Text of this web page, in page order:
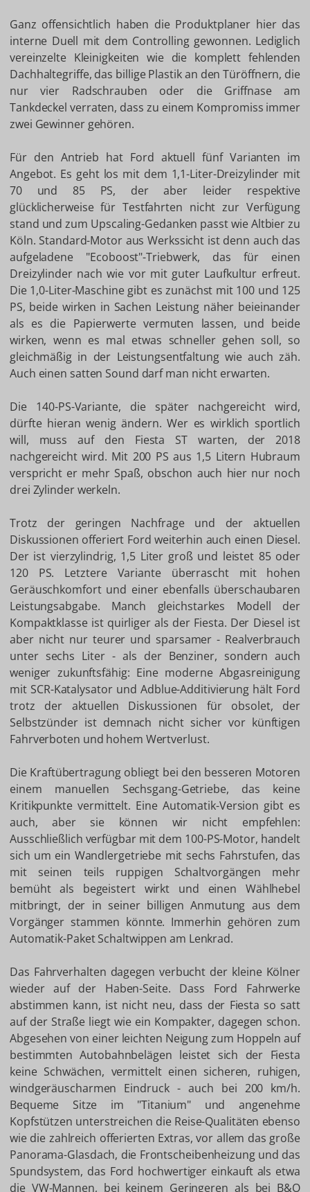
Ganz offensichtlich haben die Produktplaner hier das
interne Duell mit dem Controlling gewonnen. Lediglich
vereinzelte Kleinigkeiten wie die komplett fehlenden
Dachhaltegriffe, das billige Plastik an den Türöffnern, die
nur vier Radschrauben oder die Griffnase am
Tankdeckel verraten, dass zu einem Kompromiss immer
zwei Gewinner gehören.
Für den Antrieb hat Ford aktuell fünf Varianten im
Angebot. Es geht los mit dem 1,1-Liter-Dreizylinder mit
70 und 85 PS, der aber leider respektive
glücklicherweise für Testfahrten nicht zur Verfügung
stand und zum Upscaling-Gedanken passt wie Altbier zu
Köln. Standard-Motor aus Werkssicht ist denn auch das
aufgeladene "Ecoboost"-Triebwerk, das für einen
Dreizylinder nach wie vor mit guter Laufkultur erfreut.
Die 1,0-Liter-Maschine gibt es zunächst mit 100 und 125
PS, beide wirken in Sachen Leistung näher beieinander
als es die Papierwerte vermuten lassen, und beide
wirken, wenn es mal etwas schneller gehen soll, so
gleichmäßig in der Leistungsentfaltung wie auch zäh.
Auch einen satten Sound darf man nicht erwarten.
Die 140-PS-Variante, die später nachgereicht wird,
dürfte hieran wenig ändern. Wer es wirklich sportlich
will, muss auf den Fiesta ST warten, der 2018
nachgereicht wird. Mit 200 PS aus 1,5 Litern Hubraum
verspricht er mehr Spaß, obschon auch hier nur noch
drei Zylinder werkeln.
Trotz der geringen Nachfrage und der aktuellen
Diskussionen offeriert Ford weiterhin auch einen Diesel.
Der ist vierzylindrig, 1,5 Liter groß und leistet 85 oder
120 PS. Letztere Variante überrascht mit hohen
Geräuschkomfort und einer ebenfalls überschaubaren
Leistungsabgabe. Manch gleichstarkes Modell der
Kompaktklasse ist quirliger als der Fiesta. Der Diesel ist
aber nicht nur teurer und sparsamer - Realverbrauch
unter sechs Liter - als der Benziner, sondern auch
weniger zukunftsfähig: Eine moderne Abgasreinigung
mit SCR-Katalysator und Adblue-Additivierung hält Ford
trotz der aktuellen Diskussionen für obsolet, der
Selbstzünder ist demnach nicht sicher vor künftigen
Fahrverboten und hohem Wertverlust.
Die Kraftübertragung obliegt bei den besseren Motoren
einem manuellen Sechsgang-Getriebe, das keine
Kritikpunkte vermittelt. Eine Automatik-Version gibt es
auch, aber sie können wir nicht empfehlen:
Ausschließlich verfügbar mit dem 100-PS-Motor, handelt
sich um ein Wandlergetriebe mit sechs Fahrstufen, das
mit seinen teils ruppigen Schaltvorgängen mehr
bemüht als begeistert wirkt und einen Wählhebel
mitbringt, der in seiner billigen Anmutung aus dem
Vorgänger stammen könnte. Immerhin gehören zum
Automatik-Paket Schaltwippen am Lenkrad.
Das Fahrverhalten dagegen verbucht der kleine Kölner
wieder auf der Haben-Seite. Dass Ford Fahrwerke
abstimmen kann, ist nicht neu, dass der Fiesta so satt
auf der Straße liegt wie ein Kompakter, dagegen schon.
Abgesehen von einer leichten Neigung zum Hoppeln auf
bestimmten Autobahnbelägen leistet sich der Fiesta
keine Schwächen, vermittelt einen sicheren, ruhigen,
windgeräuscharmen Eindruck - auch bei 200 km/h.
Bequeme Sitze im "Titanium" und angenehme
Kopfstützen unterstreichen die Reise-Qualitäten ebenso
wie die zahlreich offerierten Extras, vor allem das große
Panorama-Glasdach, die Frontscheibenheizung und das
Spundsystem, das Ford hochwertiger einkauft als etwa
die VW-Mannen, bei keinem Geringeren als bei B&O